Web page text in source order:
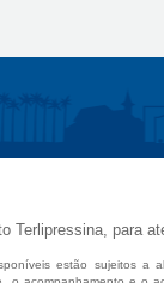
Terlipressina, para
estão sujeitos a